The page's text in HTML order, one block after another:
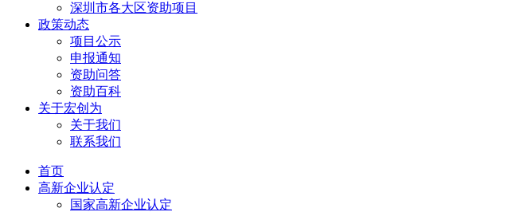
深圳市各大区资助项目
政策动态
项目公示
申报通知
资助问答
资助百科
关于宏创为
关于我们
联系我们
首页
高新企业认定
国家高新企业认定